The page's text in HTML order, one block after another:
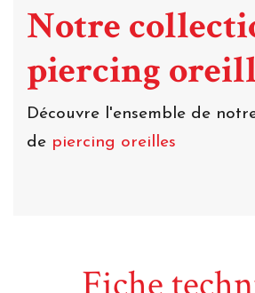
Notre
piercing
Découvre l'ensemble de
de piercing oreilles